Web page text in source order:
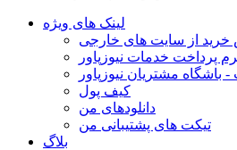
لینک های ویژه
از سایت های خارجی
پرداخت خدمات نیوزپاور
- باشگاه مشتریان نیوزپاور
کیف پول
دانلودهای من
تیکت های پشتیبانی من
بلاگ